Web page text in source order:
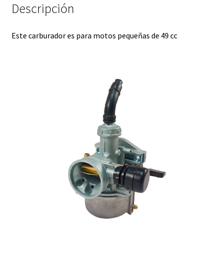
Descripción
Este carburador es para motos pequeñas de 49 cc